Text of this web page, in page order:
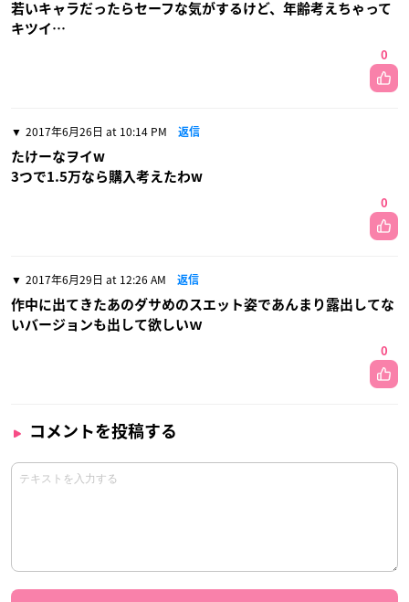
若いキャラだったらセーフな気がするけど、年齢考えちゃって
キツイ…
0
2017年6月26日 at 10:14 PM 返信
たけーなヲイw
3つで1.5万なら購入考えたわw
0
2017年6月29日 at 12:26 AM 返信
作中に出てきたあのダサめのスエット姿であんまり露出してな
いバージョンも出して欲しいｗ
0
コメントを投稿する